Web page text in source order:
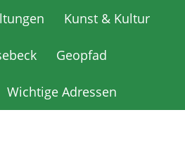
Kunst & Kultur
Geopfad
Wichtige Adressen
Kunst & Kultur
Geopfad
Wichtige Adressen